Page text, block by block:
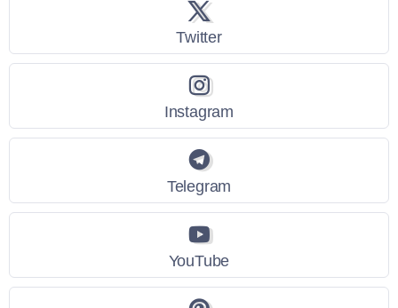
Twitter
Instagram
Telegram
YouTube